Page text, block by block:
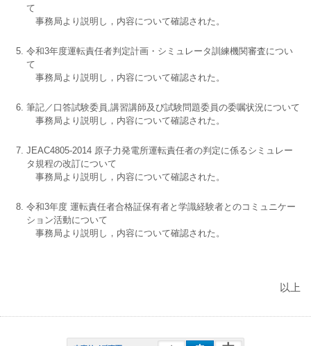
て
事務局より説明し，内容について確認された。
令和3年度運転責任者判定計画・シミュレータ訓練機関審査につい
て
事務局より説明し，内容について確認された。
筆記／口答試験委員,講習講師及び試験問題委員の委嘱状況について
事務局より説明し，内容について確認された。
JEAC4805-2014 原子力発電所運転責任者の判定に係るシミュレー
タ規程の改訂について
事務局より説明し，内容について確認された。
令和3年度 運転責任者合格証保有者と学識経験者とのコミュニケー
ション活動について
事務局より説明し，内容について確認された。
以上